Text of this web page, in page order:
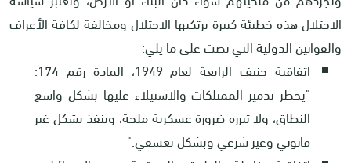
الاحتلال هذه خطيئة كبيرة يرتكبها الاحتلال ومخالفة لكافة الأعراف
والقوانين الدولية التي نصت على ما يلي:
اتفاقية جنيف الرابعة لعام 1949، المادة رقم 174:
"يحظر تدمير الممتلكات والاستيلاء عليها بشكل واسع
النطاق، ولا تبرره ضرورة عسكرية ملحة، وينفذ بشكل غير
قانوني وغير شرعي وبشكل تعسفي."